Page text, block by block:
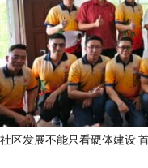
社区发展不能只看硬体建设